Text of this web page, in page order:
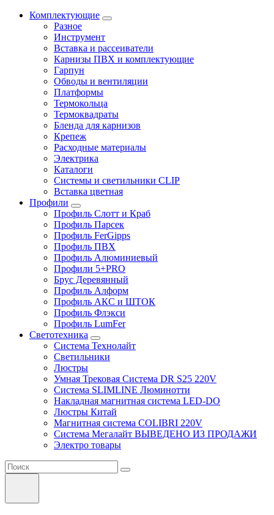
Комплектующие
Разное
Инструмент
Вставка и рассеиватели
Карнизы ПВХ и комплектующие
Гарпун
Обводы и вентиляции
Платформы
Термокольца
Термоквадраты
Бленда для карнизов
Крепеж
Расходные материалы
Электрика
Каталоги
Системы и светильники CLIP
Вставка цветная
Профили
Профиль Слотт и Краб
Профиль Парсек
Профиль FerGipps
Профиль ПВХ
Профиль Алюминиевый
Профили 5+PRO
Брус Деревянный
Профиль Алформ
Профиль АКС и ШТОК
Профиль Флэкси
Профиль LumFer
Светотехника
Система Технолайт
Светильники
Люстры
Умная Трековая Система DR S25 220V
Система SLIMLINE Люминотти
Накладная магнитная система LED-DO
Люстры Китай
Магнитная система COLIBRI 220V
Система Мегалайт ВЫВЕДЕНО ИЗ ПРОДАЖИ
Электро товары